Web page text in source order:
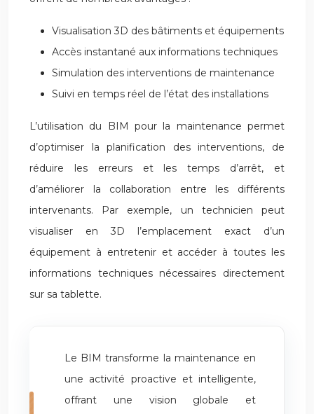
Visualisation 3D des bâtiments et équipements
Accès instantané aux informations techniques
Simulation des interventions de maintenance
Suivi en temps réel de l’état des installations
L’utilisation du BIM pour la maintenance permet
d’optimiser la planification des interventions, de
réduire les erreurs et les temps d’arrêt, et
d’améliorer la collaboration entre les différents
intervenants. Par exemple, un technicien peut
visualiser en 3D l’emplacement exact d’un
équipement à entretenir et accéder à toutes les
informations techniques nécessaires directement
sur sa tablette.
Le BIM transforme la maintenance en
une activité proactive et intelligente,
offrant une vision globale et